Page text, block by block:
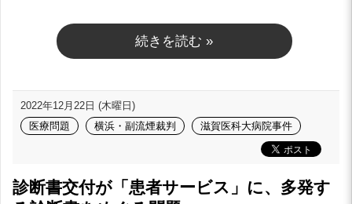
続きを読む »
2022年12月22日 (木曜日)
医療問題
横浜・副流煙裁判 滋賀医科大病院事件
診断書交付が「患者サービス」に、多発す